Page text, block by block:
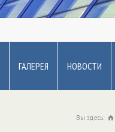
ГАЛЕРЕЯ НОВОСТИ
Вы здесь: